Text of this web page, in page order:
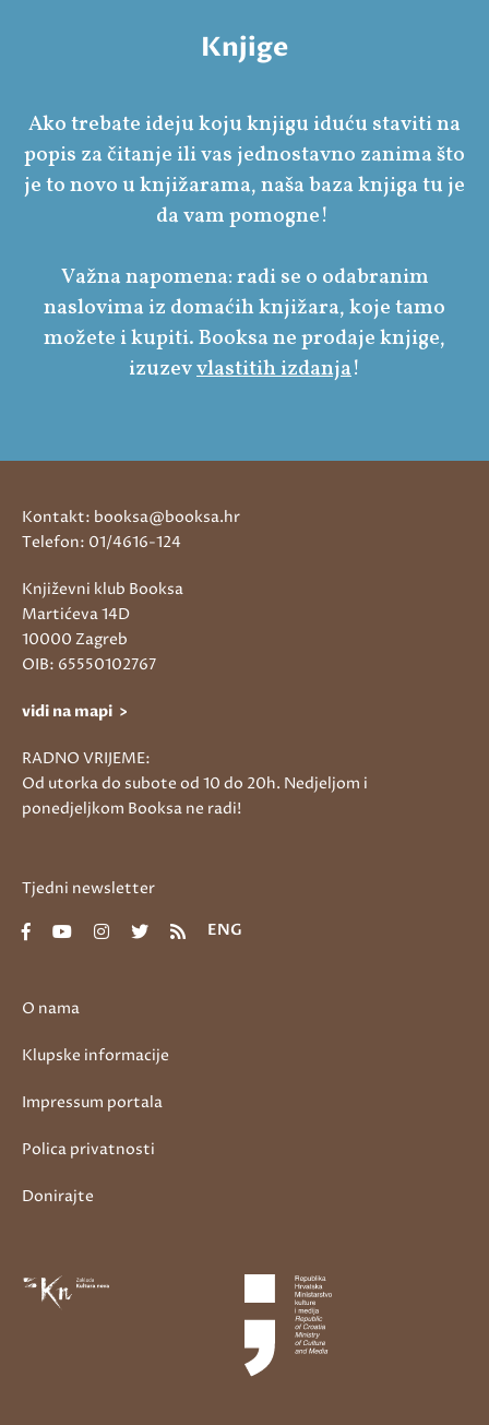
Knjige
Ako trebate ideju koju knjigu iduću staviti na
popis za čitanje ili vas jednostavno zanima što
je to novo u knjižarama, naša baza knjiga tu je
da vam pomogne!
Važna napomena: radi se o odabranim
naslovima iz domaćih knjižara, koje tamo
možete i kupiti. Booksa ne prodaje knjige,
izuzevvlastitih izdanja!
O nama
Klupske informacije
Impressum portala
Polica privatnosti
Donirajte
Kontakt: booksa@booksa.hr
Telefon: 01/4616-124
Književni klub Booksa
Martićeva 14D
10000 Zagreb
OIB: 65550102767
vidi na mapi >
RADNO VRIJEME:
Od utorka do subote od 10 do 20h. Nedjeljom i
ponedjeljkom Booksa ne radi!
Tjedni newsletter
ENG